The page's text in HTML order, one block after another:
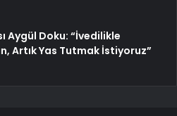
Aygül Doku: “İvedilikle
Artık Yas Tutmak İstiyoruz”